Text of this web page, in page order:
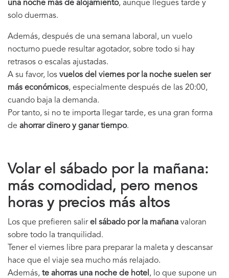
una noche más de alojamiento, aunque llegues tarde y
solo duermas.
Además, después de una semana laboral, un vuelo
nocturno puede resultar agotador, sobre todo si hay
retrasos o escalas ajustadas.
A su favor, los vuelos del viernes por la noche suelen ser
más económicos, especialmente después de las 20:00,
cuando baja la demanda.
Por tanto, si no te importa llegar tarde, es una gran forma
de ahorrar dinero y ganar tiempo.
Volar el sábado por la mañana:
más comodidad, pero menos
horas y precios más altos
Los que prefieren salirel sábado por la mañana valoran
sobre todo la tranquilidad.
Tener el viernes libre para preparar la maleta y descansar
hace que el viaje sea mucho más relajado.
Además, te ahorras una noche de hotel , lo que supone un